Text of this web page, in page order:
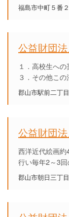
福島市中町５番
公益財団
１．高校生へ
３．その他こ
郡山市駅前二丁
公益財団
西洋近代絵画
行い毎年2～3
郡山市朝日三丁